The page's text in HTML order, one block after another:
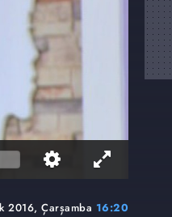
2016, Çarşamba 16:20